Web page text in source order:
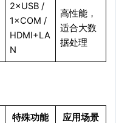
2×USB /
1×COM /
HDMI+LA
N
高性能，
适合大数
据处理
特殊功能 应用场景